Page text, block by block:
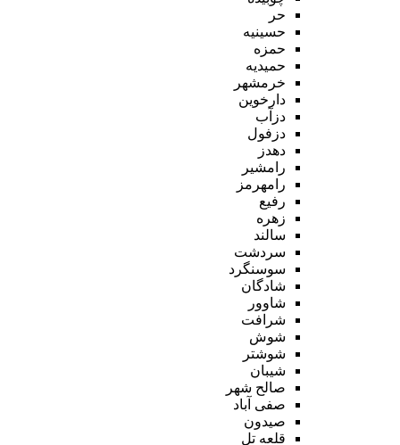
حر
حسینیه
حمزه
حمیدیه
خرمشهر
دارخوین
دزآب
دزفول
دهدز
رامشیر
رامهرمز
رفیع
زهره
سالند
سردشت
سوسنگرد
شادگان
شاوور
شرافت
شوش
شوشتر
شیبان
صالح شهر
صفی آباد
صیدون
قلعه تل